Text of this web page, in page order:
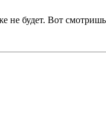
будет. Вот